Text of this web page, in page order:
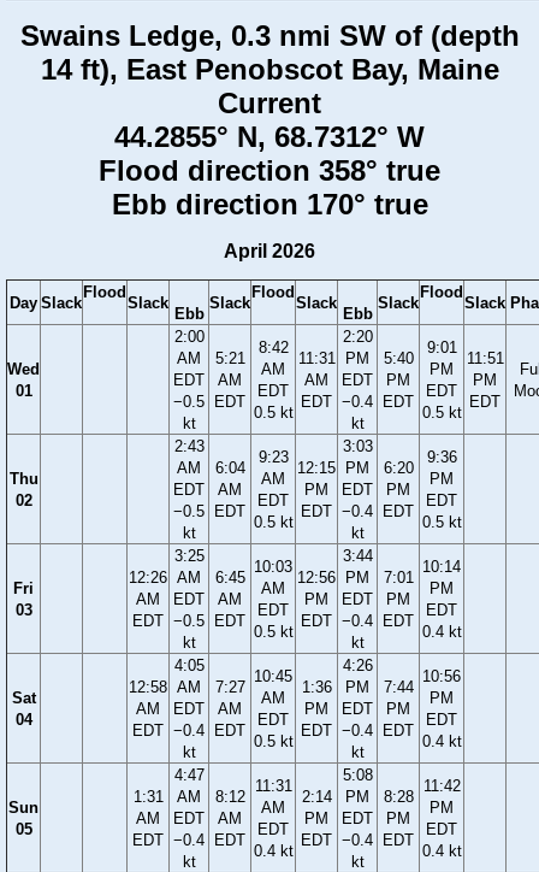
Swains Ledge, 0.3 nmi SW of (depth
14 ft), East Penobscot Bay, Maine
Current
44.2855° N, 68.7312° W
Flood direction 358° true
Ebb direction 170° true
April 2026
Day Slack
Flood
Slack
Ebb
Slack
Flood
Slack
Ebb
Slack
Flood
Slack
Wed
01
2:00
AM
EDT
−0.5
kt
5:21
AM
EDT
8:42
AM
EDT
0.5 kt
11:31
AM
EDT
2:20
PM
EDT
−0.4
kt
5:40
PM
EDT
9:01
PM
EDT
0.5 kt
11:51
PM
EDT
Thu
02
2:43
AM
EDT
−0.5
kt
6:04
AM
EDT
9:23
AM
EDT
0.5 kt
12:15
PM
EDT
3:03
PM
EDT
−0.4
kt
6:20
PM
EDT
9:36
PM
EDT
0.5 kt
Fri
03
12:26
AM
EDT
3:25
AM
EDT
−0.5
kt
6:45
AM
EDT
10:03
AM
EDT
0.5 kt
12:56
PM
EDT
3:44
PM
EDT
−0.4
kt
7:01
PM
EDT
10:14
PM
EDT
0.4 kt
Sat
04
12:58
AM
EDT
4:05
AM
EDT
−0.4
kt
7:27
AM
EDT
10:45
AM
EDT
0.5 kt
1:36
PM
EDT
4:26
PM
EDT
−0.4
kt
7:44
PM
EDT
10:56
PM
EDT
0.4 kt
Sun
05
1:31
AM
EDT
4:47
AM
EDT
−0.4
kt
8:12
AM
EDT
11:31
AM
EDT
0.4 kt
2:14
PM
EDT
5:08
PM
EDT
−0.4
kt
8:28
PM
EDT
11:42
PM
EDT
0.4 kt